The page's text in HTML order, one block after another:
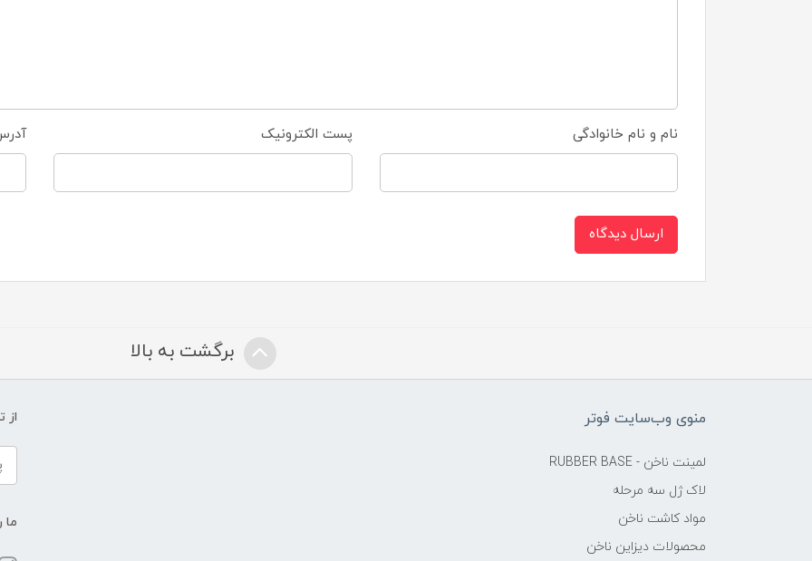
نام و نام خانوادگی پست الکترونیک
ارسال دیدگاه
برگشت به بالا
منوی وب‌سایت فوتر
لمینت ناخن - RUBBER BASE
لاک ژل سه مرحله
مواد کاشت ناخن
محصولات دیزاین ناخن
از
ما